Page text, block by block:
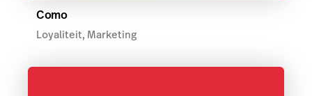
Como
Loyaliteit, Marketing